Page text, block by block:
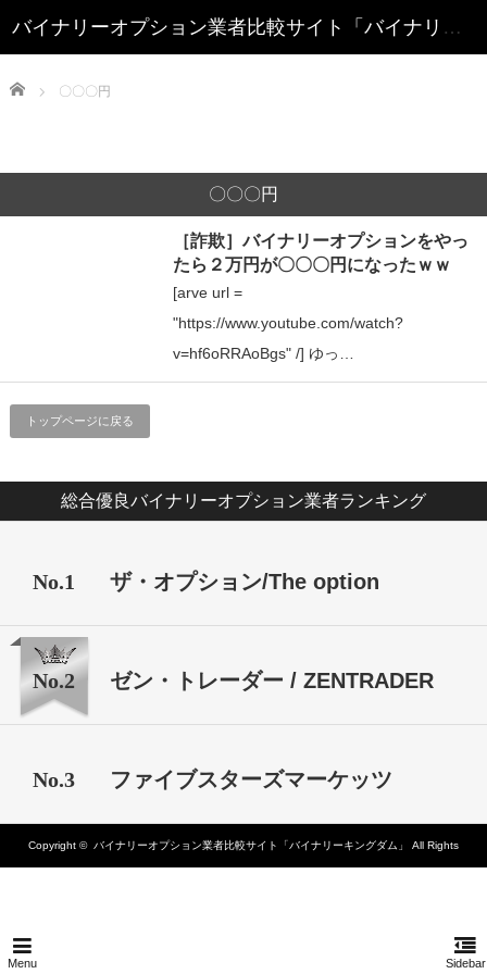
Menu Sidebar
Home 〇〇〇円
〇〇〇円
［詐欺］バイナリーオプションをやっ
たら２万円が〇〇〇円になったｗｗ
[arve url =
"https://www.youtube.com/watch?
v=hf6oRRAoBgs" /] ゆっ…
トップページに戻る
総合優良バイナリーオプション業者ランキング
No.1 ザ・オプション/The option
No.2 ゼン・トレーダー / ZENTRADER
No.3 ファイブスターズマーケッツ
Copyright © バイナリーオプション業者比較サイト「バイナリーキングダム」 All Rights